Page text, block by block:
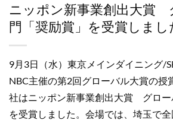
ニッポン新事業創出大賞
門「奨励賞」を受賞しまし
9月3日（水）東京メインダイニング/
NBC主催の第2回グローバル大賞の授
社はニッポン新事業創出大賞 グロー
を受賞しました。会場では、埼玉で